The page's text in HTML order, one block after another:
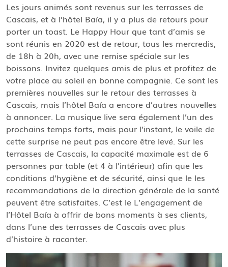
Les jours animés sont revenus sur les terrasses de
Cascais, et à l’hôtel Baía, il y a plus de retours pour
porter un toast. Le Happy Hour que tant d’amis se
sont réunis en 2020 est de retour, tous les mercredis,
de 18h à 20h, avec une remise spéciale sur les
boissons. Invitez quelques amis de plus et profitez de
votre place au soleil en bonne compagnie. Ce sont les
premières nouvelles sur le retour des terrasses à
Cascais, mais l’hôtel Baía a encore d’autres nouvelles
à annoncer. La musique live sera également l’un des
prochains temps forts, mais pour l’instant, le voile de
cette surprise ne peut pas encore être levé. Sur les
terrasses de Cascais, la capacité maximale est de 6
personnes par table (et 4 à l’intérieur) afin que les
conditions d’hygiène et de sécurité, ainsi que le les
recommandations de la direction générale de la santé
peuvent être satisfaites. C’est le L’engagement de
l’Hôtel Baía à offrir de bons moments à ses clients,
dans l’une des terrasses de Cascais avec plus
d’histoire à raconter.